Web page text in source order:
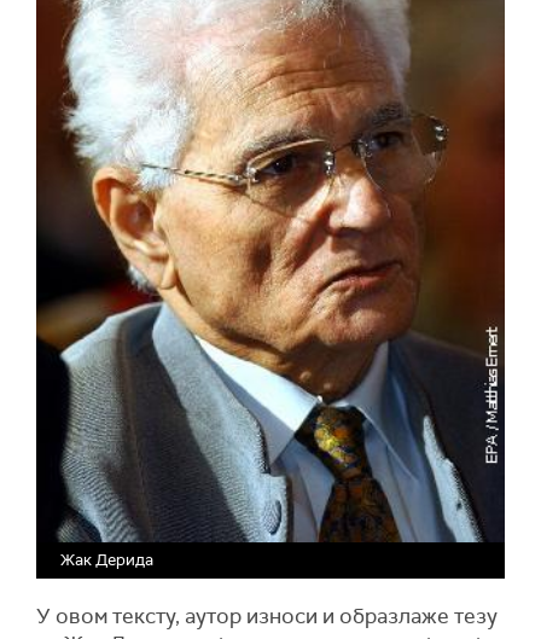
Жак Дерида
У овом тексту, аутор износи и образлаже тезу